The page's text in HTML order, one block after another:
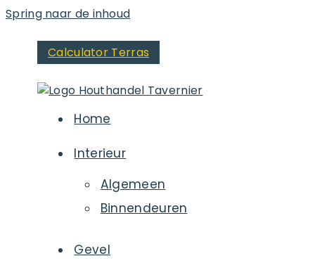
Spring naar de inhoud
Calculator Terras
Home
Interieur
Algemeen
Binnendeuren
Gevel